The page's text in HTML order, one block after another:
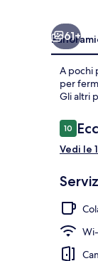
61+
A pochi
per
Gli altri
1010 su
Vedi le